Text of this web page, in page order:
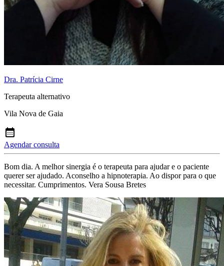
Dra. Patrícia Cirne
Terapeuta alternativo
Vila Nova de Gaia
Agendar consulta
Bom dia. A melhor sinergia é o terapeuta para ajudar e o paciente
querer ser ajudado. Aconselho a hipnoterapia. Ao dispor para o que
necessitar. Cumprimentos. Vera Sousa Bretes